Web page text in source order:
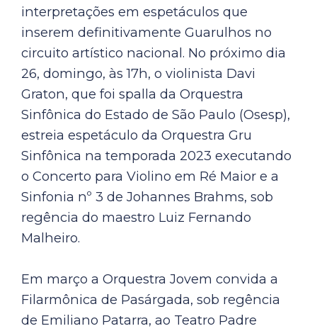
interpretações em espetáculos que
inserem definitivamente Guarulhos no
circuito artístico nacional. No próximo dia
26, domingo, às 17h, o violinista Davi
Graton, que foi spalla da Orquestra
Sinfônica do Estado de São Paulo (Osesp),
estreia espetáculo da Orquestra Gru
Sinfônica na temporada 2023 executando
o Concerto para Violino em Ré Maior e a
Sinfonia nº 3 de Johannes Brahms, sob
regência do maestro Luiz Fernando
Malheiro.
Em março a Orquestra Jovem convida a
Filarmônica de Pasárgada, sob regência
de Emiliano Patarra, ao Teatro Padre